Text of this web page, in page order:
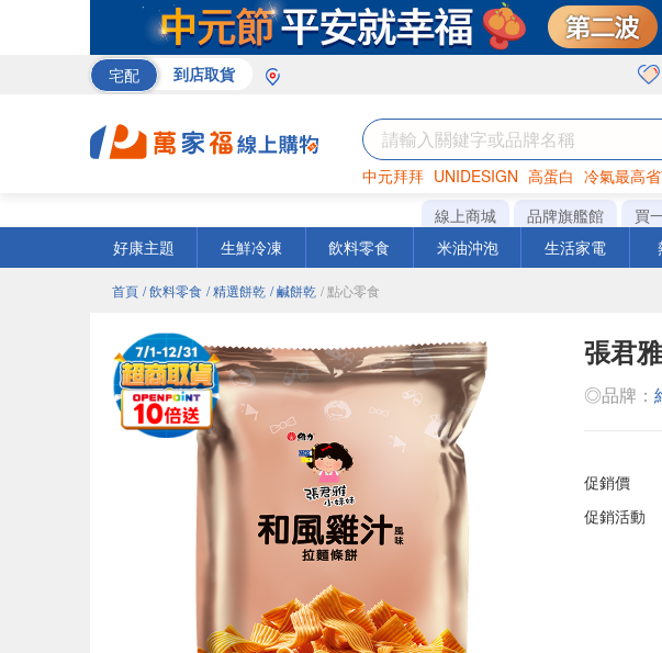
宅配 到店取貨
中元拜拜 UNIDESIGN 高蛋白 冷氣最高
罐頭 咖啡 海苔
線上商城 品牌旗艦館 買
好康主題
生鮮冷凍 飲料零食 米油沖泡 生活家電
首頁 / 飲料零食 / 精選餅乾 / 鹹餅乾 / 點心零食
張君
◎品牌：
促銷價
促銷活動